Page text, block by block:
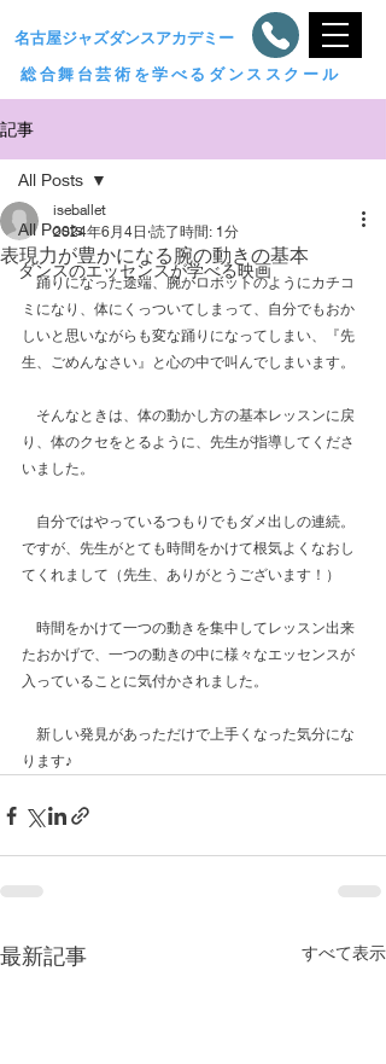
総合舞台芸術を学べるダンススクール
​名古屋ジャズダンスアカデミー
記事
All Posts
ダンスのエッセンスが学べる映画
All Posts
表現力が豊かになる腕の動きの基本
iseballet
2024年6月4日 読了時間: 1分
踊りになった途端、腕がロボットのようにカチコ
ミになり、体にくっついてしまって、自分でもおか
しいと思いながらも変な踊りになってしまい、『先
生、ごめんなさい』と心の中で叫んでしまいます。
そんなときは、体の動かし方の基本レッスンに戻
り、体のクセをとるように、先生が指導してくださ
いました。
自分ではやっているつもりでもダメ出しの連続。
ですが、先生がとても時間をかけて根気よくなおし
てくれまして（先生、ありがとうございます！）
時間をかけて一つの動きを集中してレッスン出来
たおかげで、一つの動きの中に様々なエッセンスが
入っていることに気付かされました。
新しい発見があっただけで上手くなった気分にな
ります♪
最新記事 すべて表示